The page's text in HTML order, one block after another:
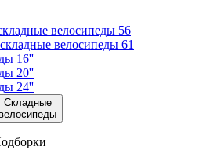
велосипеды 56
велосипеды 61
16''
20''
24''
Складные
велосипеды